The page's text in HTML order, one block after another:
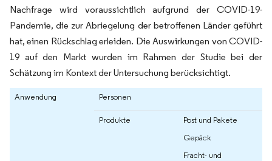
Nachfrage wird voraussichtlich aufgrund der COVID-19-
Pandemie, die zur Abriegelung der betroffenen Länder geführt
hat, einen Rückschlag erleiden. Die Auswirkungen von COVID-
19 auf den Markt wurden im Rahmen der Studie bei der
Schätzung im Kontext der Untersuchung berücksichtigt.
Anwendung Personen
Produkte
Post und Pakete
Gepäck
Fracht- und